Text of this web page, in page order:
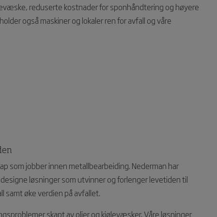
reduserte kostnader for sponhåndtering og høyere
også maskiner og lokaler ren for avfall og våre
som jobber innen metallbearbeiding. Nederman har
løsninger som utvinner og forlenger levetiden til
øke verdien på avfallet.
skapt av oljer og kjølevæsker. Våre løsninger